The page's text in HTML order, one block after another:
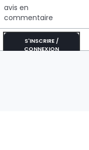
avis en
commentaire
S'INSCRIRE /
CONNEXION